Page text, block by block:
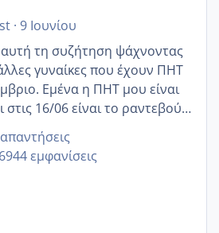
· 9 Ιουνίου
τη συζήτηση ψάχνοντας
γυναίκες που έχουν ΠΗΤ
Εμένα η ΠΗΤ μου είναι
στις 16/06 είναι το ραντεβού
διαφάνειας. Έχω αρκετό
οι μέρες δεν φαίνεται να
τίποτα.
6944 εμφανίσεις